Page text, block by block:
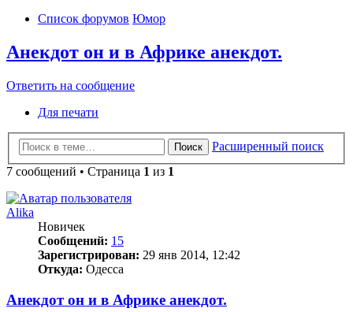
Список форумов Юмор
Анекдот он и в Африке анекдот.
Ответить на сообщение
Для печати
Поиск
Расширенный поиск
7 сообщений • Страница 1 из 1
Alika
Новичек
Сообщений: 15
Зарегистрирован: 29 янв 2014, 12:42
Откуда: Одесса
Анекдот он и в Африке анекдот.